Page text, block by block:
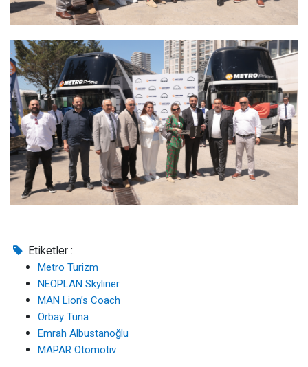
Etiketler :
Metro Turizm
NEOPLAN Skyliner
MAN Lion’s Coach
Orbay Tuna
Emrah Albustanoğlu
MAPAR Otomotiv